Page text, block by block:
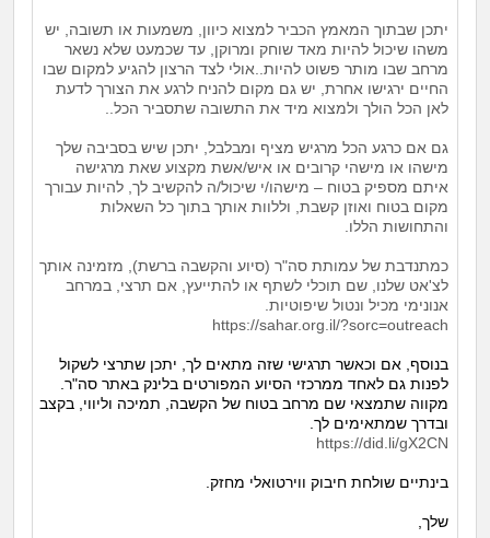
יתכן שבתוך המאמץ הכביר למצוא כיוון, משמעות או תשובה, יש
משהו שיכול להיות מאד שוחק ומרוקן, עד שכמעט שלא נשאר
מרחב שבו מותר פשוט להיות..אולי לצד הרצון להגיע למקום שבו
החיים ירגישו אחרת, יש גם מקום להניח לרגע את הצורך לדעת
לאן הכל הולך ולמצוא מיד את התשובה שתסביר הכל..
גם אם כרגע הכל מרגיש מציף ומבלבל, יתכן שיש בסביבה שלך
מישהו או מישהי קרובים או איש/אשת מקצוע שאת מרגישה
איתם מספיק בטוח – מישהו/י שיכול/ה להקשיב לך, להיות עבורך
מקום בטוח ואוזן קשבת, וללוות אותך בתוך כל השאלות
והתחושות הללו.
כמתנדבת של עמותת סה"ר (סיוע והקשבה ברשת), מזמינה אותך
לצ'אט שלנו, שם תוכלי לשתף או להתייעץ, אם תרצי, במרחב
אנונימי מכיל ונטול שיפוטיות.
https://sahar.org.il/?sorc=outreach
בנוסף, אם וכאשר תרגישי שזה מתאים לך, יתכן שתרצי לשקול
לפנות גם לאחד ממרכזי הסיוע המפורטים בלינק באתר סה"ר.
מקווה שתמצאי שם מרחב בטוח של הקשבה, תמיכה וליווי, בקצב
ובדרך שמתאימים לך.
https://did.li/gX2CN
בינתיים שולחת חיבוק ווירטואלי מחזק.
שלך,